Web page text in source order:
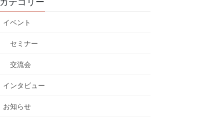
カテゴリー
イベント
セミナー
交流会
インタビュー
お知らせ